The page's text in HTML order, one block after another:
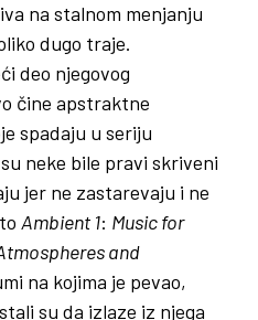
na stalnom menjanju
dugo traje.
deo njegovog
čine apstraktne
spadaju u seriju
neke bile pravi skriveni
jer ne zastarevaju i ne
Ambient 1: Music for
and
na kojima je pevao,
su da izlaze iz njega